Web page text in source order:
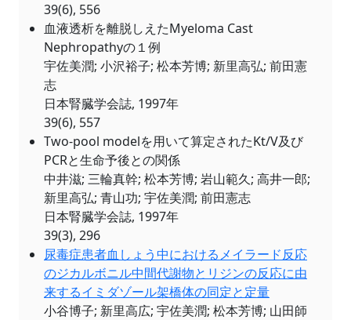
39(6), 556
血液透析を離脱しえたMyeloma Cast
Nephropathyの１例
宇佐美潤; 小沢裕子; 松本芳博; 新里高弘; 前田憲
志
日本腎臓学会誌, 1997年
39(6), 557
Two-pool modelを用いて算定されたKt/V及び
PCRと生命予後との関係
中井滋; 三輪真幹; 松本芳博; 岩山範久; 高井一郎;
新里高弘; 青山功; 宇佐美潤; 前田憲志
日本腎臓学会誌, 1997年
39(3), 296
尿毒症患者血しょう中におけるメイラード反応
のジカルボニル中間代謝物とリジンの反応に由
来するイミダゾール架橋体の同定と定量
小谷博子; 新里高広; 宇佐美潤; 松本芳博; 山田師